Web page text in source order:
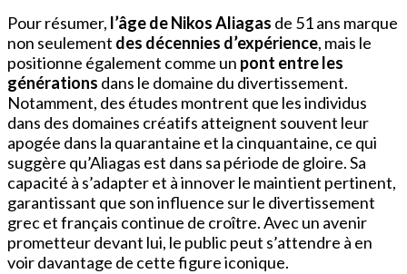
Pour résumer, l’âge de Nikos Aliagas de 51 ans marque
non seulement des décennies d’expérience, mais le
positionne également comme un pont entre les
générations dans le domaine du divertissement.
Notamment, des études montrent que les individus
dans des domaines créatifs atteignent souvent leur
apogée dans la quarantaine et la cinquantaine, ce qui
suggère qu’Aliagas est dans sa période de gloire. Sa
capacité à s’adapter et à innover le maintient pertinent,
garantissant que son influence sur le divertissement
grec et français continue de croître. Avec un avenir
prometteur devant lui, le public peut s’attendre à en
voir davantage de cette figure iconique.